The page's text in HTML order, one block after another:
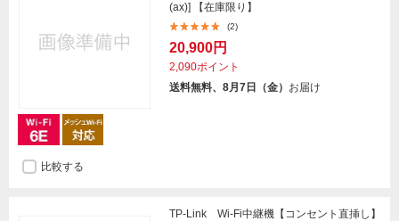
(ax)] 【在庫限り】
(2)
20,900円
2,090ポイント
送料無料、8月7日（金） お届け
比較する
TP-Link Wi-Fi中継機【コンセント直挿し】